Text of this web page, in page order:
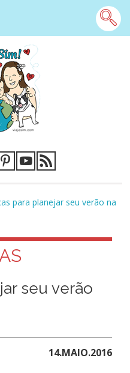
para planejar seu verão na
seu verão
14.MAIO.2016